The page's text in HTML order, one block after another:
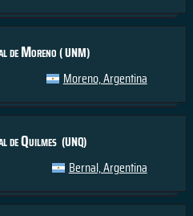
de Moreno( UNM)
Moreno, Argentina
de Quilmes (UNQ)
Bernal, Argentina